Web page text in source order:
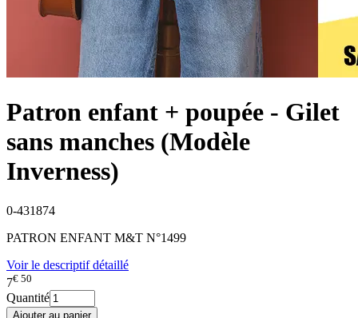
Patron enfant + poupée - Gilet
sans manches (Modèle
Inverness)
0-431874
PATRON ENFANT M&T N°1499
Voir le descriptif détaillé
7€ 50
Quantité